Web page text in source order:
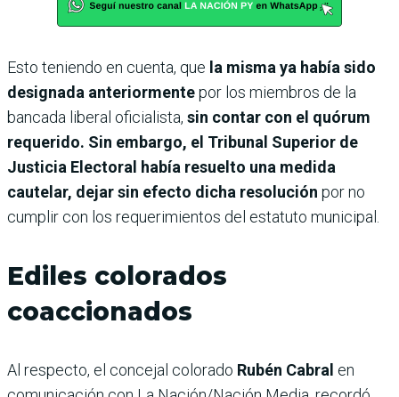
Esto teniendo en cuenta, que la misma ya había sido
designada anteriormentepor los miembros de la
bancada liberal oficialista, sin contar con el quórum
requerido. Sin embargo, el Tribunal Superior de
Justicia Electoral había resuelto una medida
cautelar, dejar sin efecto dicha resolución por no
cumplir con los requerimientos del estatuto municipal.
Ediles colorados
coaccionados
Al respecto, el concejal colorado Rubén Cabral en